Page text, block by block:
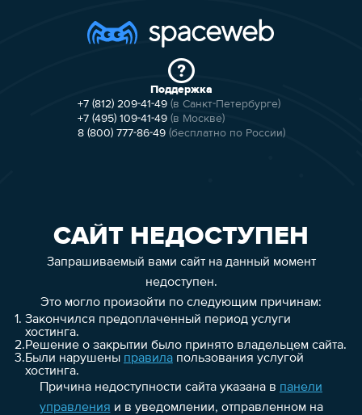
Поддержка
+7 (812) 209-41-49 (в Санкт-Петербурге)
+7 (495) 109-41-49 (в Москве)
8 (800) 777-86-49 (бесплатно по России)
САЙТ НЕДОСТУПЕН
Запрашиваемый вами сайт на данный момент
недоступен.
Это могло произойти по следующим причинам:
1. Закончился предоплаченный период услуги
хостинга.
2.Решение о закрытии было принято владельцем сайта.
3.Были нарушены правилапользования услугой
хостинга.
Причина недоступности сайта указана в панели
управления и в уведомлении, отправленном на